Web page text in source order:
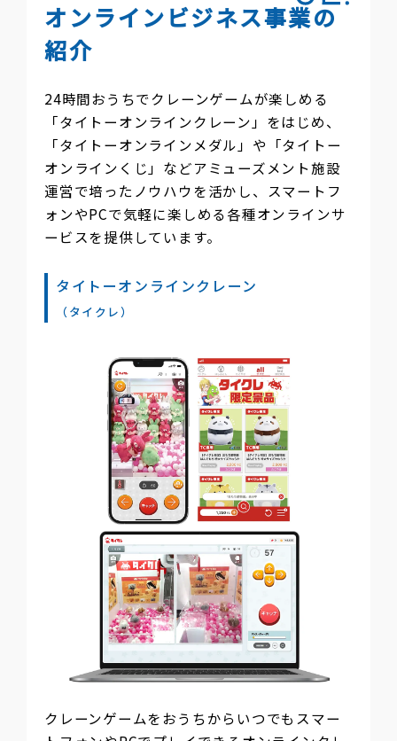
オンラインビジネス事業の
紹介
24時間おうちでクレーンゲームが楽しめる
「タイトーオンラインクレーン」をはじめ、
「タイトーオンラインメダル」や「タイトー
オンラインくじ」などアミューズメント施設
運営で培ったノウハウを活かし、スマートフ
ォンやPCで気軽に楽しめる各種オンラインサ
ービスを提供しています。
タイトーオンラインクレーン
（タイクレ）
クレーンゲームをおうちからいつでもスマー